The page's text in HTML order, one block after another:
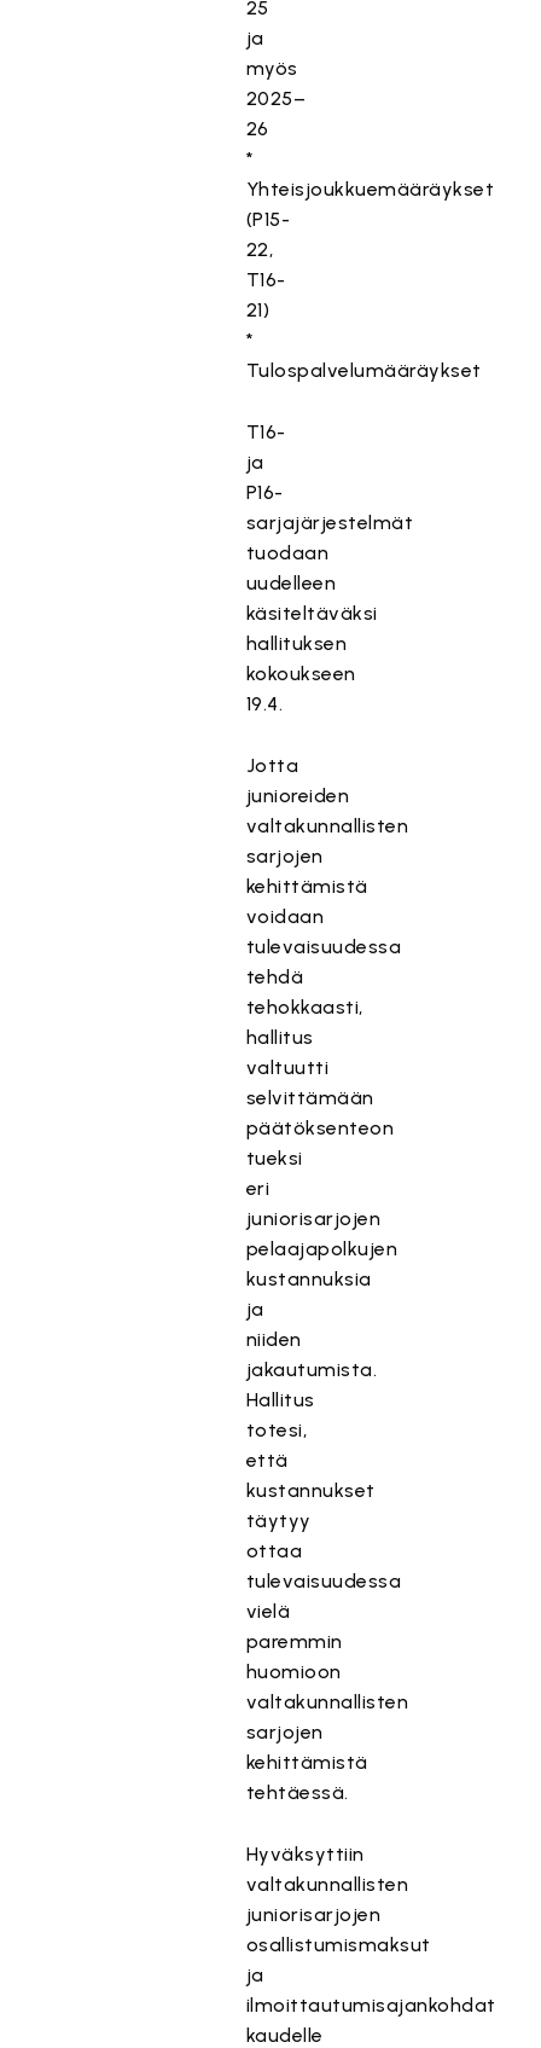
25
ja
myös
2025–
26
*
Yhteisjoukkuemääräykset
(P15-
22,
T16-
21)
*
Tulospalvelumääräykset
T16-
ja
P16-
sarjajärjestelmät
tuodaan
uudelleen
käsiteltäväksi
hallituksen
kokoukseen
19.4.
Jotta
junioreiden
valtakunnallisten
sarjojen
kehittämistä
voidaan
tulevaisuudessa
tehdä
tehokkaasti,
hallitus
valtuutti
selvittämään
päätöksenteon
tueksi
eri
juniorisarjojen
pelaajapolkujen
kustannuksia
ja
niiden
jakautumista.
Hallitus
totesi,
että
kustannukset
täytyy
ottaa
tulevaisuudessa
vielä
paremmin
huomioon
valtakunnallisten
sarjojen
kehittämistä
tehtäessä.
Hyväksyttiin
valtakunnallisten
juniorisarjojen
osallistumismaksut
ja
ilmoittautumisajankohdat
kaudelle